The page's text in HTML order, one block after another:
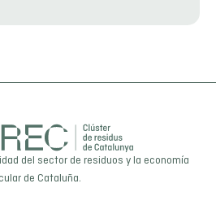
del sector de residuos y la economía
de Cataluña.